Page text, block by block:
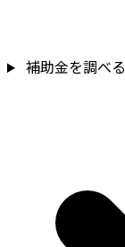
補助金を調べる